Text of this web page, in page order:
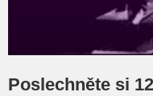
Poslechněte si